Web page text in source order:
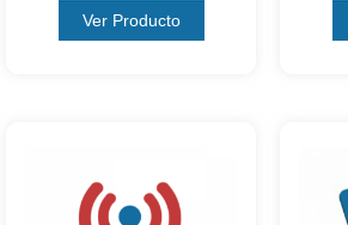
Ver Producto